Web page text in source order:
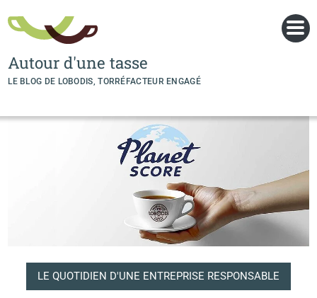
Autour d'une tasse
LE BLOG DE LOBODIS, TORRÉFACTEUR ENGAGÉ
LE QUOTIDIEN D'UNE ENTREPRISE RESPONSABLE